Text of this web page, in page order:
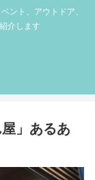
ント、アウトドア、
介します
」あるあ